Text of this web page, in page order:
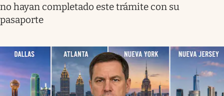
no hayan completado este trámite con su
pasaporte